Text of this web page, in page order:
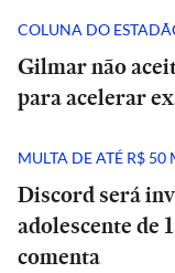
COLUNA DO
Gilmar não
para acelerar
MULTA DE ATÉ R$ 50
Discord será
adolescente de
comenta